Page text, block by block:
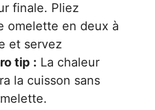
finale. Pliez
omelette en deux à
et servez
tip : La chaleur
la cuisson sans